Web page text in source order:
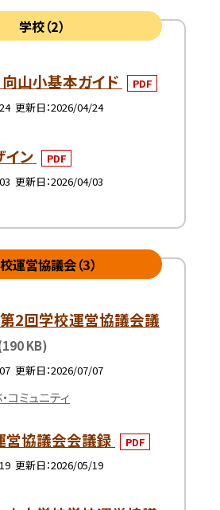
学校（2）
山小基本ガイド
PDF
更新日 2026/04/24
イン
PDF
更新日 2026/04/03
運営協議会（3）
2回学校運営協議会議
KB)
更新日 2026/07/07
コミュニティ
営協議会会議録
PDF
更新日 2026/05/19